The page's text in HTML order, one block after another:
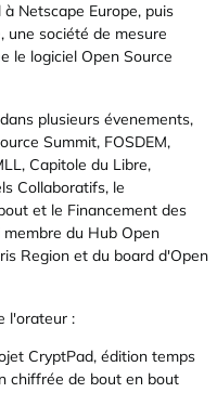
Netscape Europe, puis
une société de mesure
le logiciel Open Source
plusieurs évenements,
Summit, FOSDEM,
Capitole du Libre,
Collaboratifs, le
et le Financement des
du Hub Open
Region et du board d'Open
l'orateur :
CryptPad, édition temps
chiffrée de bout en bout